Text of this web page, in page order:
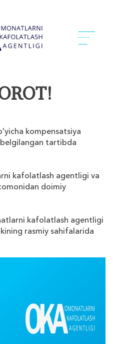
kompensatsiya
tartibda
kafolatlash agentligi va
doimiy
kafolatlash agentligi
rasmiy sahifalarida